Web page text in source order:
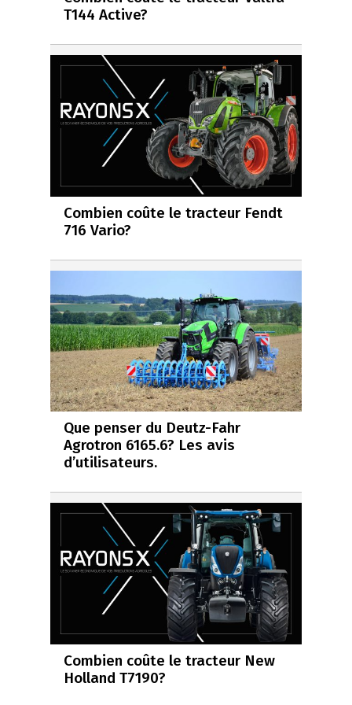
T144 Active?
Combien coûte le tracteur Fendt
716 Vario?
Que penser du Deutz-Fahr
Agrotron 6165.6? Les avis
d’utilisateurs.
Combien coûte le tracteur New
Holland T7190?